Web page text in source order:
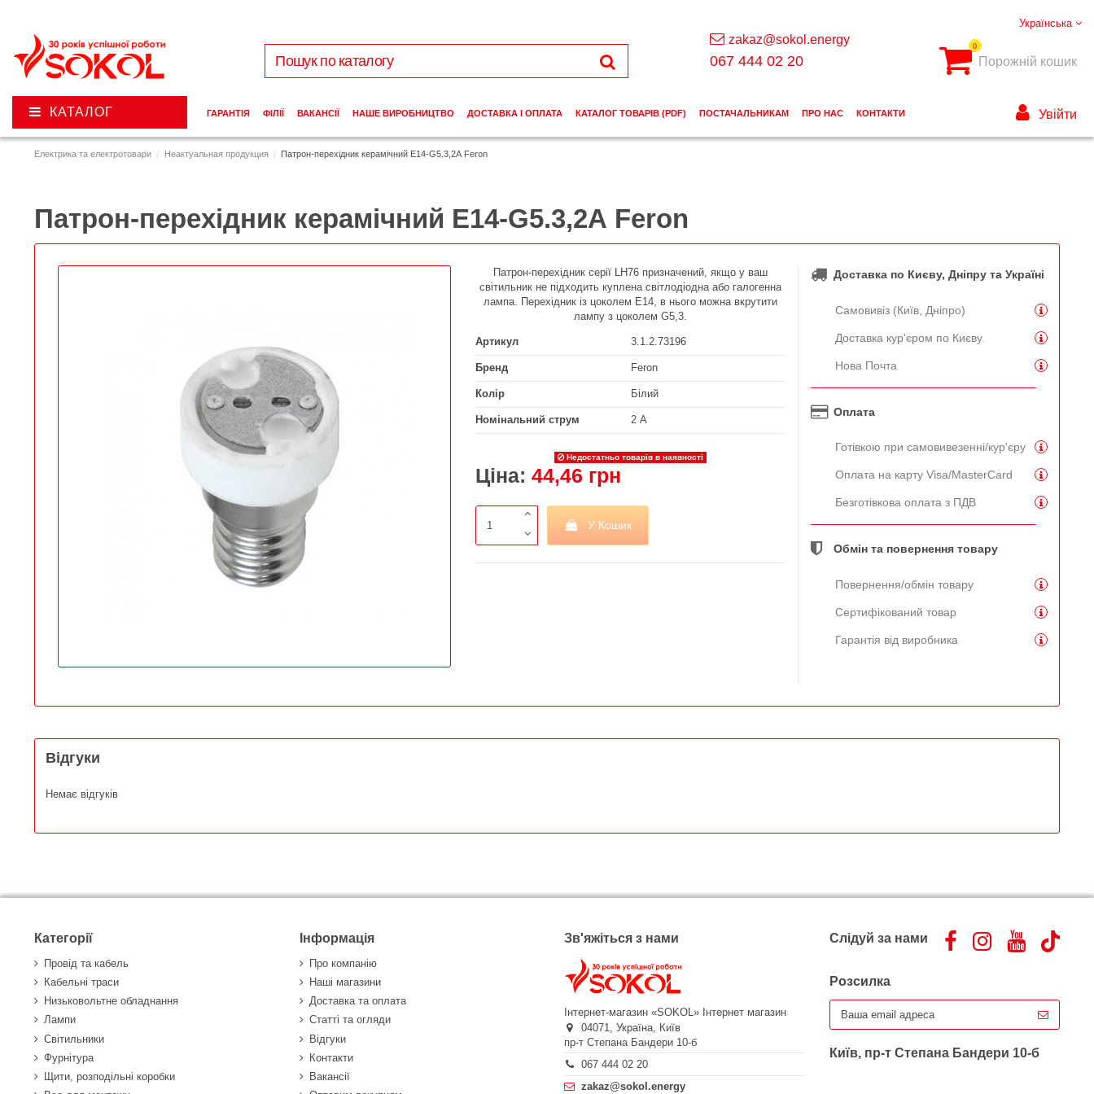
Електрика та електротовари Неактуальная продукция Патрон-перехідник керамічний Е14-G5.3,2А Feron
Патрон-перехідник керамічний Е14-G5.3,2А Feron
Патрон-перехідник серії LH76 призначений, якщо у ваш
світильник не підходить куплена світлодіодна або галогенна
лампа. Перехідник із цоколем Е14, в нього можна вкрутити
лампу з цоколем G5,3.
Артикул 3.1.2.73196
Бренд Feron
Колір Білий
Номінальний струм 2 А
Недостатньо товарів в наявності
Ціна: 44,46 грн
У Кошик
Доставка по Києву, Дніпру та Україні
Самовивіз (Київ, Дніпро)
Доставка кур'єром по Києву.
Нова Почта
Оплата
Готівкою при самовивезенні/кур'єру
Оплата на карту Visa/MasterCard
Безготівкова оплата з ПДВ
Обмін та повернення товару
Повернення/обмін товару
Сертифікований товар
Гарантія від виробника
Відгуки
Немає відгуків
Українська
zakaz@sokol.energy
067 444 02 20
0
Порожній кошик
КАТАЛОГ ГАРАНТІЯ ФІЛІЇ ВАКАНСІЇ НАШЕ ВИРОБНИЦТВО ДОСТАВКА І ОПЛАТА КАТАЛОГ ТОВАРІВ (PDF) ПОСТАЧАЛЬНИКАМ ПРО НАС КОНТАКТИ Увійти
Категорії
Провід та кабель
Кабельні траси
Низьковольтне обладнання
Лампи
Світильники
Фурнітура
Щити, розподільні коробки
Інформація
Про компанію
Наші магазини
Доставка та оплата
Статті та огляди
Відгуки
Контакти
Вакансії
Зв'яжіться з нами
Інтернет-магазин «SOKOL» Інтернет магазин
04071,Україна, Київ
пр-т Степана Бандери 10-б
067 444 02 20
zakaz@sokol.energy
Слідуй за нами
Розсилка
Київ, пр-т Степана Бандери 10-б